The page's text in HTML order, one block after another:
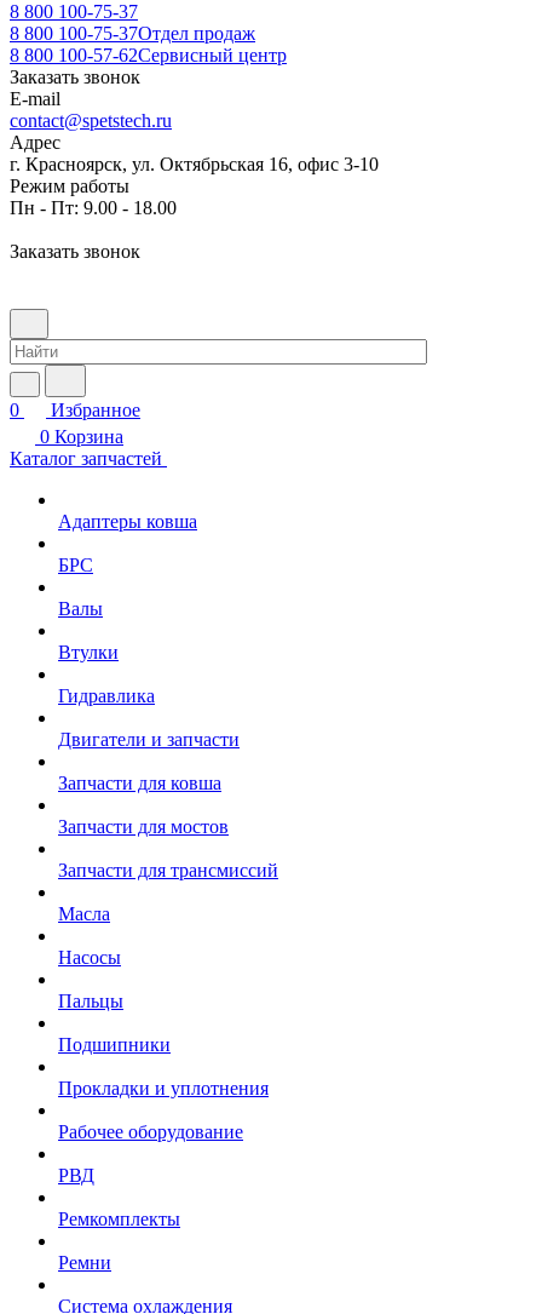
8 800 100-75-37
8 800 100-75-37Отдел продаж
8 800 100-57-62Сервисный центр
Заказать звонок
E-mail
contact@spetstech.ru
Адрес
г. Красноярск, ул. Октябрьская 16, офис 3-10
Режим работы
Пн - Пт: 9.00 - 18.00
Заказать звонок
0
Избранное
0 Корзина
Каталог запчастей
Адаптеры ковша
БРС
Валы
Втулки
Гидравлика
Двигатели и запчасти
Запчасти для ковша
Запчасти для мостов
Запчасти для трансмиссий
Масла
Насосы
Пальцы
Подшипники
Прокладки и уплотнения
Рабочее оборудование
РВД
Ремкомплекты
Ремни
Система охлаждения